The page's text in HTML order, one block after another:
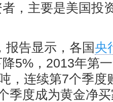
，主要是美国投
报告显示，各国央
5%，2013年第
，连续第7个季度
季度成为黄金净